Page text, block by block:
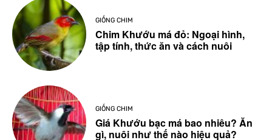
GIỐNG CHIM
Chim Khướu má đỏ: Ngoại hình,
tập tính, thức ăn và cách nuôi
GIỐNG CHIM
Giá Khướu bạc má bao nhiêu? Ăn
gì, nuôi như thế nào hiệu quả?